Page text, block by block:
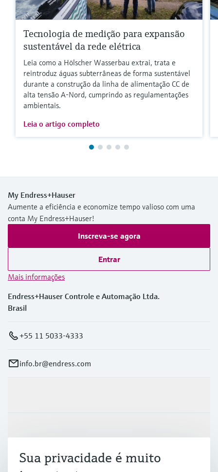
Tecnologia de medição para expansão
sustentável da rede elétrica
Leia como a Hölscher Wasserbau extrai, trata e
reintroduz águas subterrâneas de forma sustentável
durante a construção da linha de alimentação CC de
alta tensão A-Nord, cumprindo as regulamentações
ambientais.
Leia o artigo completo
My Endress+Hauser
Aumente a eficiência e economize tempo valioso com uma
conta My Endress+Hauser!
Inscreva-se agora
Entrar
Mais informações
Endress+Hauser Controle e Automação Ltda.
Brasil
+55 11 5033-4333
info.br@endress.com
Sua privacidade é muito